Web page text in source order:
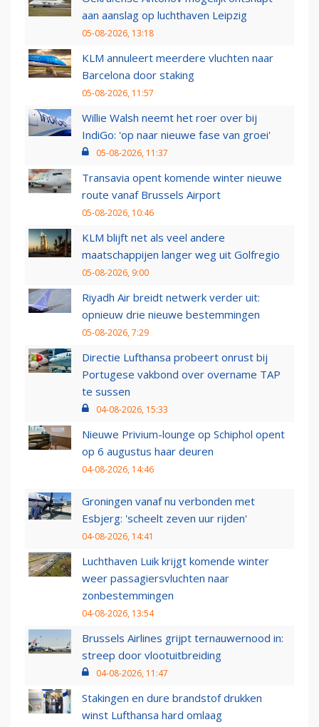
aan aanslag op luchthaven Leipzig
05-08-2026, 13:18
KLM annuleert meerdere vluchten naar
Barcelona door staking
05-08-2026, 11:57
Willie Walsh neemt het roer over bij
IndiGo: 'op naar nieuwe fase van groei'
05-08-2026, 11:37
Transavia opent komende winter nieuwe
route vanaf Brussels Airport
05-08-2026, 10:46
KLM blijft net als veel andere
maatschappijen langer weg uit Golfregio
05-08-2026, 9:00
Riyadh Air breidt netwerk verder uit:
opnieuw drie nieuwe bestemmingen
05-08-2026, 7:29
Directie Lufthansa probeert onrust bij
Portugese vakbond over overname TAP
te sussen
04-08-2026, 15:33
Nieuwe Privium-lounge op Schiphol opent
op 6 augustus haar deuren
04-08-2026, 14:46
Groningen vanaf nu verbonden met
Esbjerg: 'scheelt zeven uur rijden'
04-08-2026, 14:41
Luchthaven Luik krijgt komende winter
weer passagiersvluchten naar
zonbestemmingen
04-08-2026, 13:54
Brussels Airlines grijpt ternauwernood in:
streep door vlootuitbreiding
04-08-2026, 11:47
Stakingen en dure brandstof drukken
winst Lufthansa hard omlaag